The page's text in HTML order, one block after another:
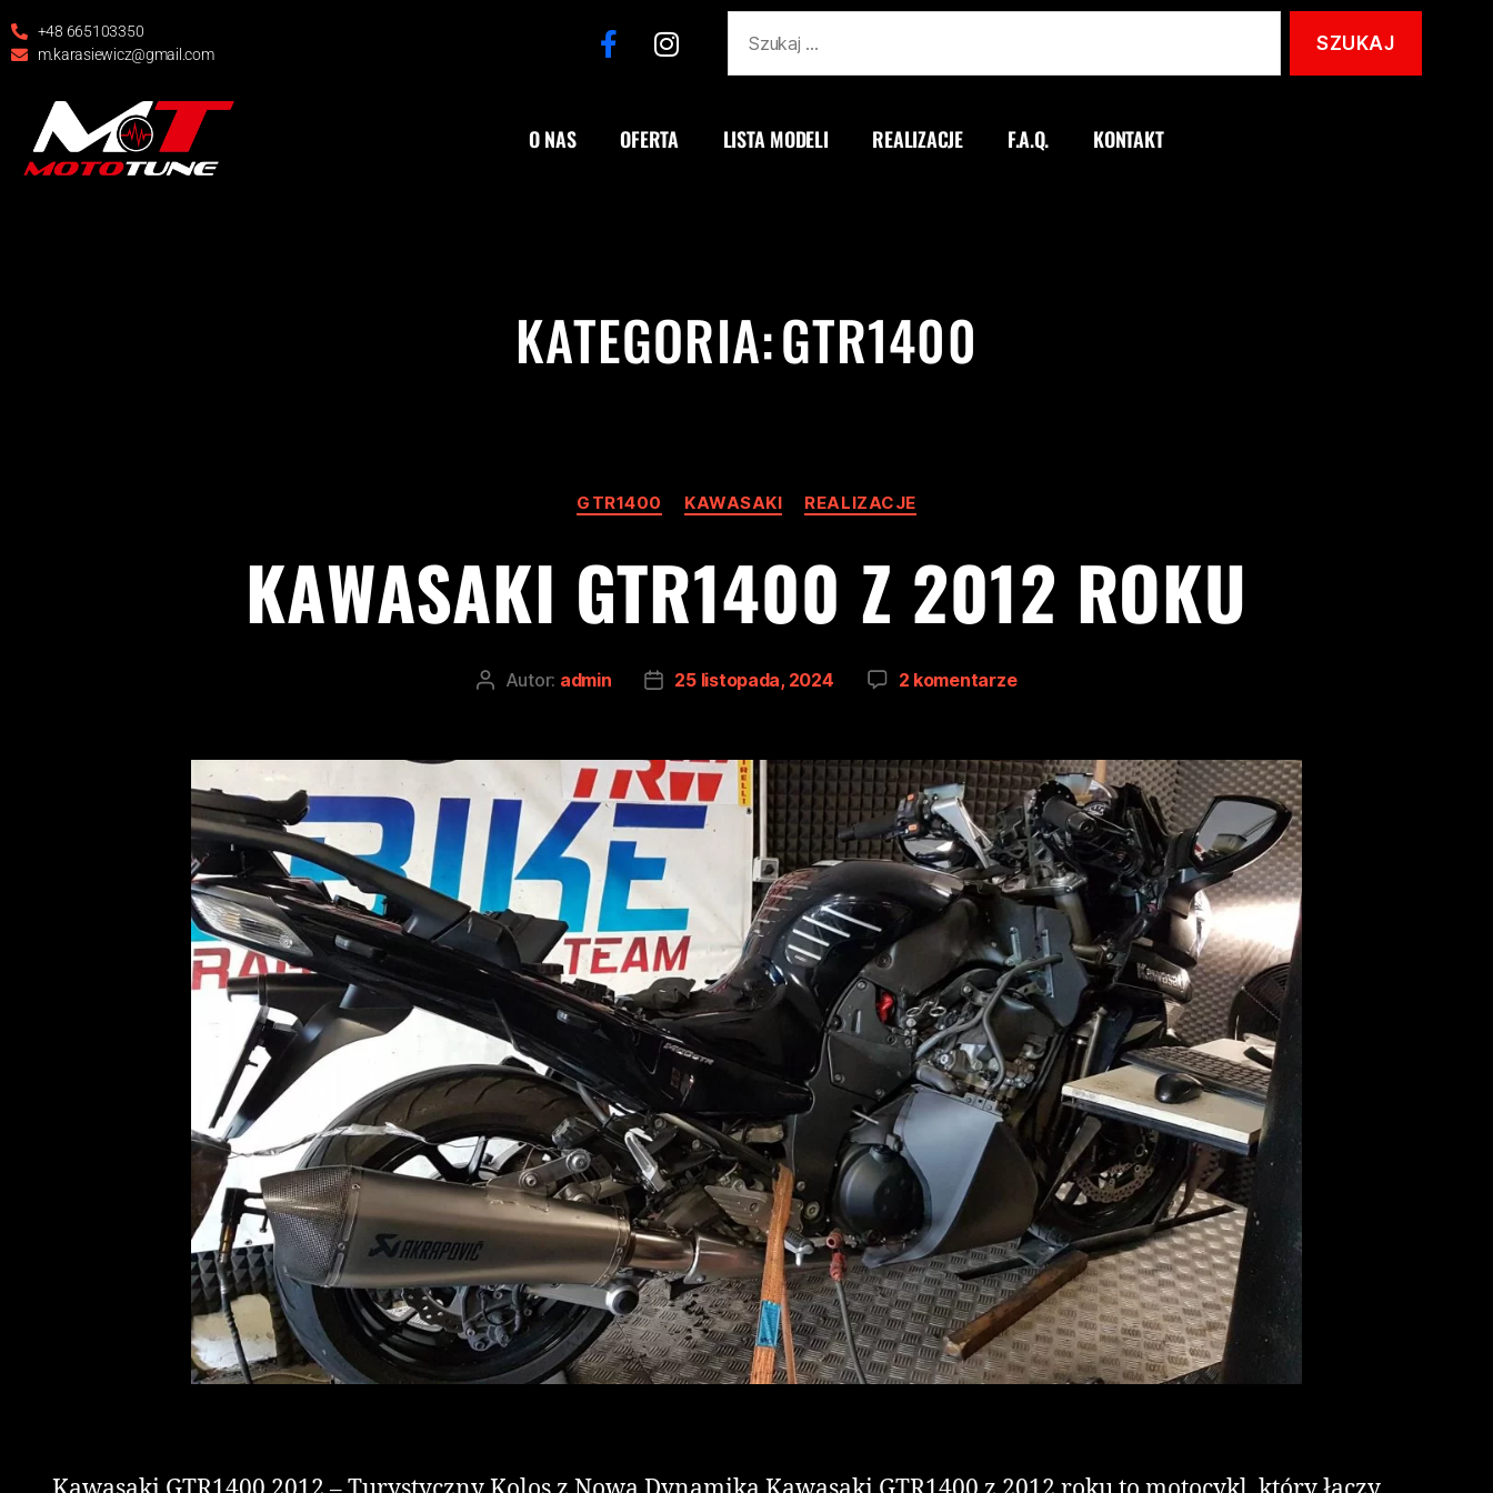
+48 665103350
m.karasiewicz@gmail.com
O NAS OFERTA LISTA MODELI REALIZACJE F.A.Q. KONTAKT
KATEGORIA:GTR1400
GTR1400 KAWASAKI REALIZACJE
KAWASAKI GTR1400 Z 2012 ROKU
Autor: admin 25 listopada, 2024 2 komentarze